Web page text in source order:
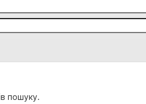
пошуку.